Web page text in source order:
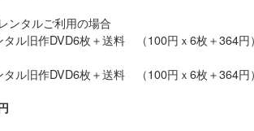
ンタルご利用の場合
ル旧作DVD6枚＋送料 （100円ｘ6枚＋364
ル旧作DVD6枚＋送料 （100円ｘ6枚＋364